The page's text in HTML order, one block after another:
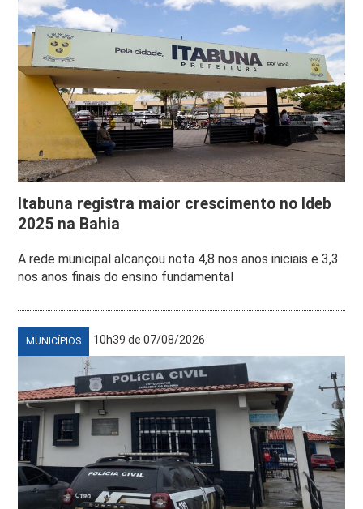
Itabuna registra maior crescimento no Ideb
2025 na Bahia
A rede municipal alcançou nota 4,8 nos anos iniciais e 3,3
nos anos finais do ensino fundamental
MUNICÍPIOS 10h39 de 07/08/2026